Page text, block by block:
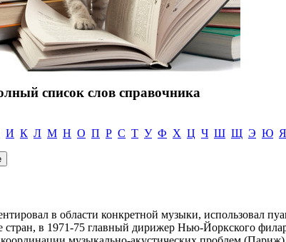
список слов справочника
И К Л М Н О П Р С Т У Ф Х Ц Ч Ш Щ Э Ю Я
в области конкретной музыки, использовал
стран, в 1971-75 главный дирижер Нью-Йоркского